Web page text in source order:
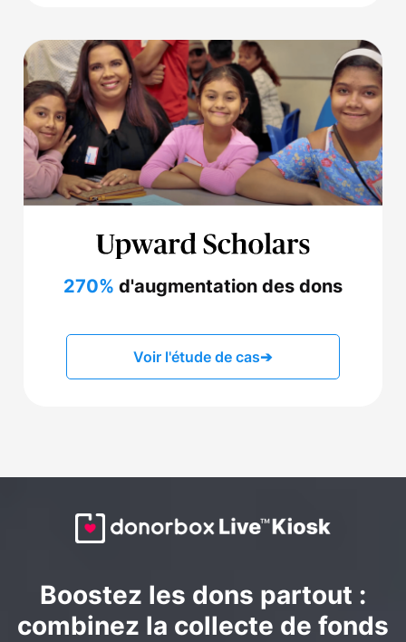
270% d'augmentation des dons
Voir l'étude de cas➔
Boostez les dons partout :
combinez la collecte de fonds